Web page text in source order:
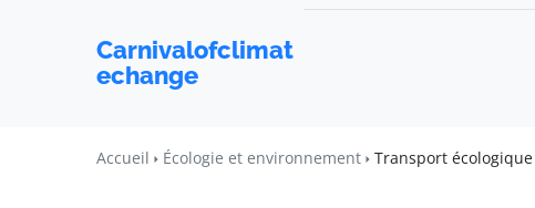
Carnivalofclimat
echange
Accueil Écologie et environnement Transport